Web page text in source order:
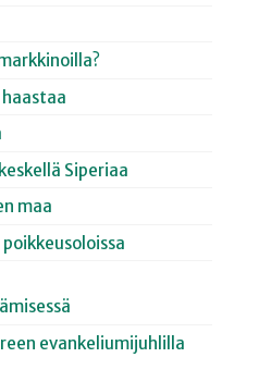
Siperiaa
maa
evankeliumijuhlilla